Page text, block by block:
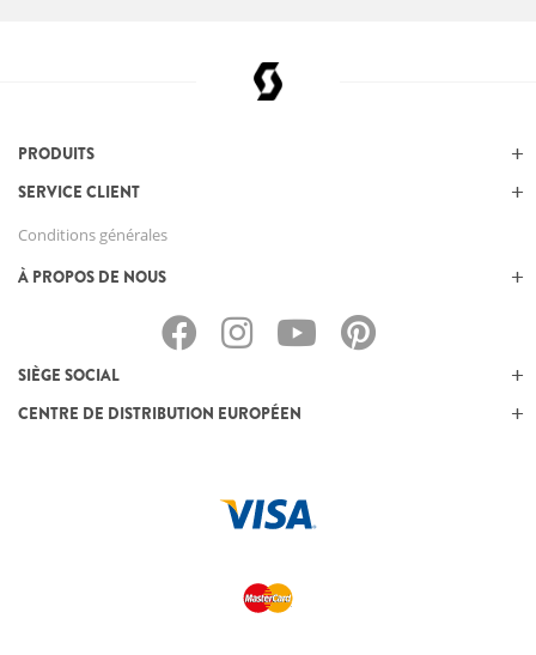
PRODUITS
SERVICE CLIENT
Conditions générales
À PROPOS DE NOUS
SIÈGE SOCIAL
CENTRE DE DISTRIBUTION EUROPÉEN